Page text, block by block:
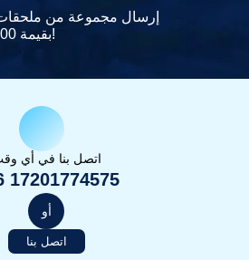
إرسال مجموعة من ملحقات
بقيمة 10000 يوان التوزيع المجاني!
اتصل بنا في أي
17201774575
أو
اتصل بنا